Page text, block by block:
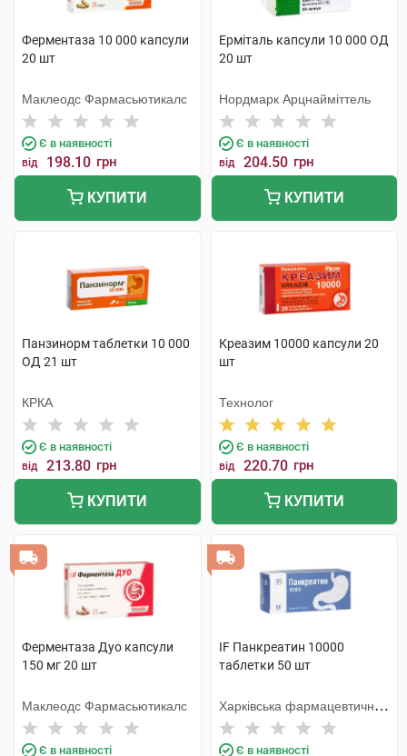
Ферментаза 10 000 капсули
20 шт
Маклеодс Фармасьютикалс
Є в наявності
від 198.10 грн
КУПИТИ
Ерміталь капсули 10 000 ОД
20 шт
Нордмарк Арцнайміттель
Є в наявності
від 204.50 грн
КУПИТИ
Панзинорм таблетки 10 000
ОД 21 шт
КРКА
Є в наявності
від 213.80 грн
КУПИТИ
Креазим 10000 капсули 20
шт
Технолог
Є в наявності
від 220.70 грн
КУПИТИ
Ферментаза Дуо капсули
150 мг 20 шт
Маклеодс Фармасьютикалс
Є в наявності
IF Панкреатин 10000
таблетки 50 шт
Харківська фармацевтична
фабрика
Є в наявності